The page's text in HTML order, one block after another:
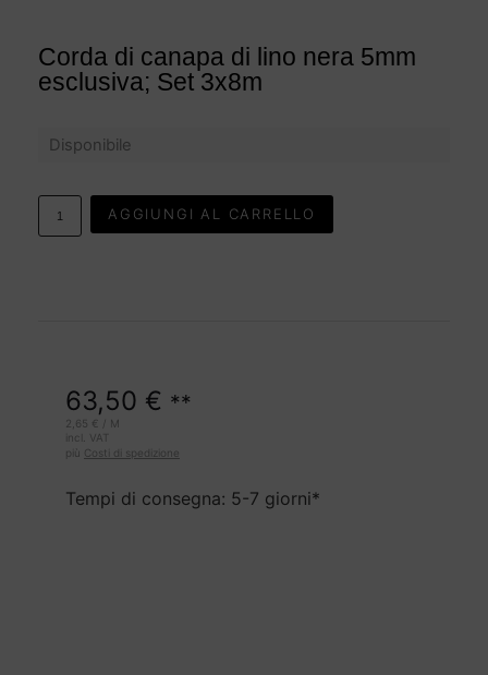
Corda di canapa di lino nera 5mm
esclusiva; Set 3x8m
Disponibile
AGGIUNGI AL CARRELLO
63,50 € **
2,65 €
M
incl. VAT
più Costi di spedizione
Tempi di consegna: 5-7 giorni*